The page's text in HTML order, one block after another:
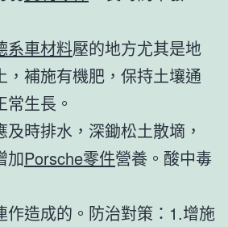
系車材料壓的地方尤其是地
，補施有機肥，保持土壤通
生長。
時排水，深鋤松土散墑，
加Porsche零件營養。酸中毒
作造成的。防治對策：1.增施